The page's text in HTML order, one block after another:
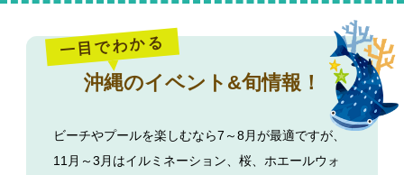
一目でわかる
沖縄のイベント&旬情報！
ビーチやプールを楽しむなら7～8月が最適ですが、
11月～3月はイルミネーション、桜、ホエールウォ